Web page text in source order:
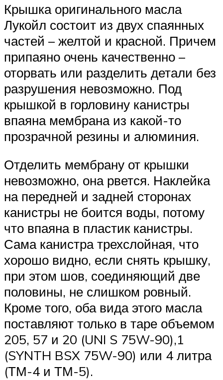
Крышка оригинального масла
Лукойл состоит из двух спаянных
частей – желтой и красной. Причем
припаяно очень качественно –
оторвать или разделить детали без
разрушения невозможно. Под
крышкой в горловину канистры
впаяна мембрана из какой-то
прозрачной резины и алюминия.
Отделить мембрану от крышки
невозможно, она рвется. Наклейка
на передней и задней сторонах
канистры не боится воды, потому
что впаяна в пластик канистры.
Сама канистра трехслойная, что
хорошо видно, если снять крышку,
при этом шов, соединяющий две
половины, не слишком ровный.
Кроме того, оба вида этого масла
поставляют только в таре объемом
205, 57 и 20 (UNI S 75W-90),1
(SYNTH BSX 75W-90) или 4 литра
(ТМ-4 и ТМ-5).